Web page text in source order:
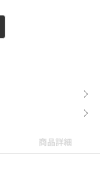
商品詳細